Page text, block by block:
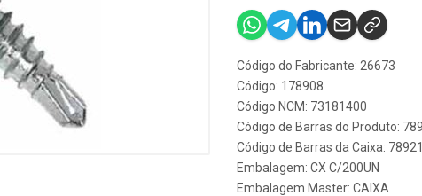
Código do Fabricante: 26673
Código: 178908
Código NCM: 73181400
Código de Barras do Produto:
Código de Barras da Caixa:
Embalagem: CX C/200UN
Embalagem Master: CAIXA